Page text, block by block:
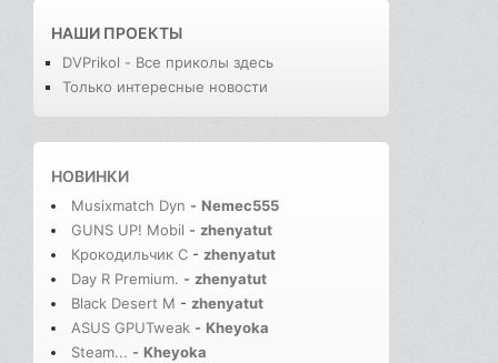
НАШИ ПРОЕКТЫ
DVPrikol - Все приколы здесь
Только интересные новости
НОВИНКИ
Musixmatch Dyn - Nemec555
GUNS UP! Mobil - zhenyatut
Крокодильчик С - zhenyatut
Day R Premium. - zhenyatut
Black Desert M - zhenyatut
ASUS GPUTweak - Kheyoka
Steam... - Kheyoka